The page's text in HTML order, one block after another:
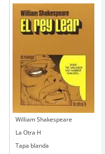
Autor
William Shakespeare
Editorial
La Otra H
Tapa blanda